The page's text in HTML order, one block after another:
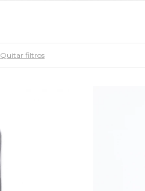
Quitar filtros